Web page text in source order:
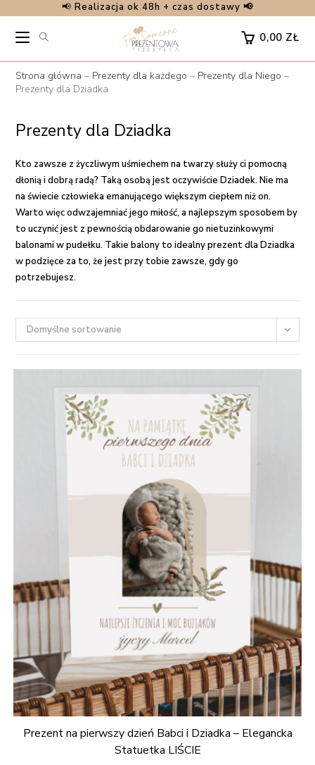
content
📢 Realizacja ok 48h + czas dostawy 📢
0,00 ZŁ
Strona główna – Prezenty dla każdego – Prezenty dla Niego –
Prezenty dla Dziadka
Prezenty dla Dziadka
Kto zawsze z życzliwym uśmiechem na twarzy służy ci pomocną
dłonią i dobrą radą? Taką osobą jest oczywiście Dziadek. Nie ma
na świecie człowieka emanującego większym ciepłem niż on.
Warto więc odwzajemniać jego miłość, a najlepszym sposobem by
to uczynić jest z pewnością obdarowanie go nietuzinkowymi
balonami w pudełku. Takie balony to idealnyprezent dla Dziadka
w podzięce za to, że jest przy tobie zawsze, gdy go
potrzebujesz.
Domyślne sortowanie
Prezent na pierwszy dzień Babci i Dziadka – Elegancka
Statuetka LIŚCIE